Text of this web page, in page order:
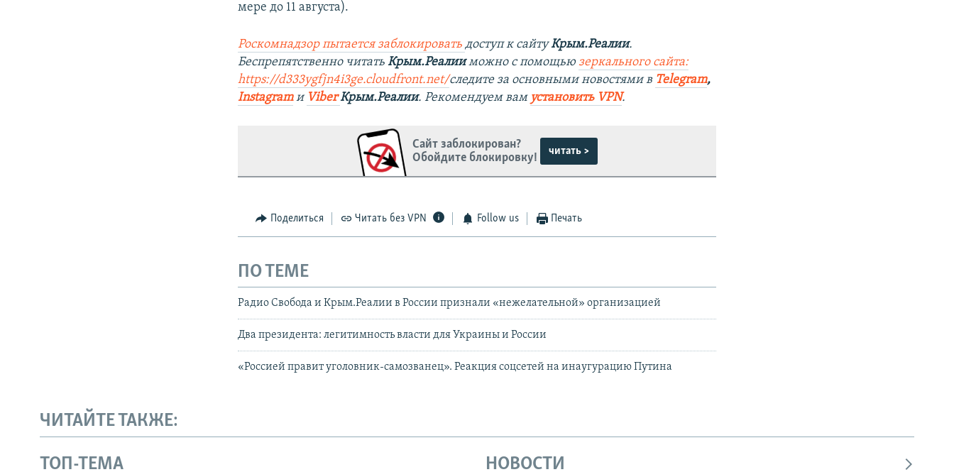
мере до 11 августа).
Роскомнадзор пытается заблокировать доступ к сайтуКрым.Реалии.
Беспрепятственно читатьКрым.Реалииможно с помощьюзеркального сайта:
https://d333ygfjn4i3ge.cloudfront.net/следите за основными новостями в Telegram,
Instagramи Viber Крым.Реалии. Рекомендуем вам установить VPN.
Сайт заблокирован?
Обойдите блокировку!
читать >
Поделиться Читать без VPN Follow us Печать
ПО ТЕМЕ
Радио Свобода и Крым.Реалии в России признали «нежелательной» организацией
Два президента: легитимность власти для Украины и России
«Россией правит уголовник-самозванец». Реакция соцсетей на инаугурацию Путина
ЧИТАЙТЕ ТАКЖЕ:
ТОП-ТЕМА НОВОСТИ